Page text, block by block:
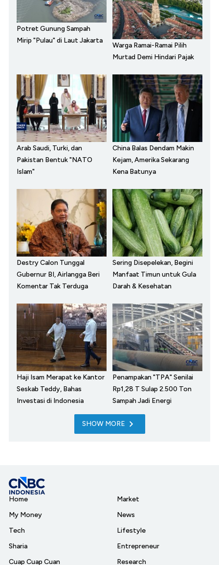
Potret Gunung Sampah
Mirip "Pulau" di Laut Jakarta
Warga Ramai-Ramai Pilih
Murtad Demi Hindari Pajak
Arab Saudi, Turki, dan
Pakistan Bentuk "NATO
Islam"
China Balas Dendam Makin
Kejam, Amerika Sekarang
Kena Batunya
Destry Calon Tunggal
Gubernur BI, Airlangga Beri
Komentar Tak Terduga
Sering Disepelekan, Begini
Manfaat Timun untuk Gula
Darah & Kesehatan
Haji Isam Merapat ke Kantor
Seskab Teddy, Bahas
Investasi di Indonesia
Penampakan "TPA" Senilai
Rp1,28 T Sulap 2.500 Ton
Sampah Jadi Energi
SHOW MORE
Home
My Money
Tech
Sharia
Cuap Cuap Cuan
Market
News
Lifestyle
Entrepreneur
Research